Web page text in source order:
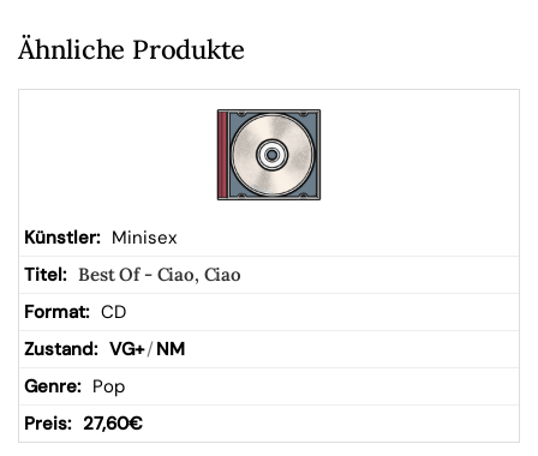
W
kor
b
Ähnliche Produkte
Minisex
Best Of - Ciao, Ciao
CD
VG+/ NM
Pop
27,60€